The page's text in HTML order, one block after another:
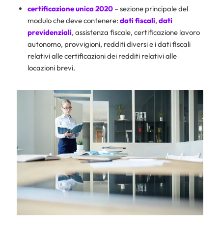
certificazione unica 2020– sezione principale del
modulo che deve contenere: dati fiscali, dati
previdenziali, assistenza fiscale, certificazione lavoro
autonomo, provvigioni, redditi diversi e i dati fiscali
relativi alle certificazioni dei redditi relativi alle
locazioni brevi.